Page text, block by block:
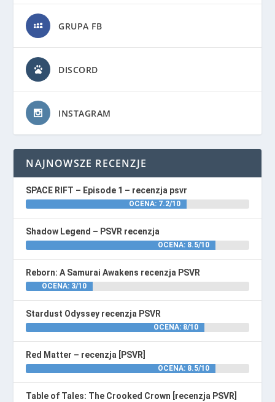
GRUPA FB
DISCORD
INSTAGRAM
NAJNOWSZE RECENZJE
SPACE RIFT – Episode 1 – recenzja psvr
OCENA: 7.2/10
Shadow Legend – PSVR recenzja
OCENA: 8.5/10
Reborn: A Samurai Awakens recenzja PSVR
OCENA: 3/10
Stardust Odyssey recenzja PSVR
OCENA: 8/10
Red Matter – recenzja [PSVR]
OCENA: 8.5/10
Table of Tales: The Crooked Crown [recenzja PSVR]